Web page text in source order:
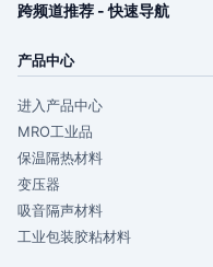
跨频道推荐 - 快速导航
产品中心
进入产品中心
MRO工业品
保温隔热材料
变压器
吸音隔声材料
工业包装胶粘材料